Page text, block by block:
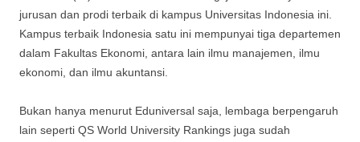
jurusan dan prodi terbaik di kampus Universitas Indonesia ini.
Kampus terbaik Indonesia satu ini mempunyai tiga departemen
dalam Fakultas Ekonomi, antara lain ilmu manajemen, ilmu
ekonomi, dan ilmu akuntansi.
Bukan hanya menurut Eduniversal saja, lembaga berpengaruh
lain seperti QS World University Rankings juga sudah